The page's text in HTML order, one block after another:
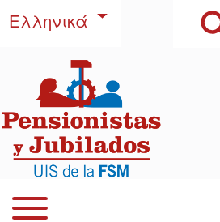
Παράκαμψη προς το
Close Search Block
Αναζήτηση
Open
Ελληνικά Λίστα
Navegación principal
Open or Close horizontal